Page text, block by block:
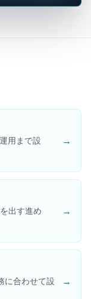
用まで設
→
出す進め
→
に合わせて設
→